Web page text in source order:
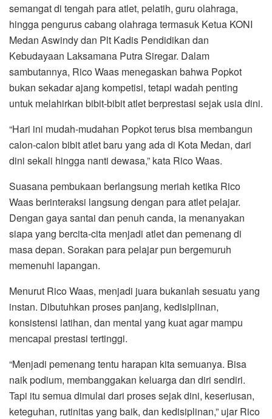
semangat di tengah para atlet, pelatih, guru olahraga,
hingga pengurus cabang olahraga termasuk Ketua KONI
Medan Aswindy dan Plt Kadis Pendidikan dan
Kebudayaan Laksamana Putra Siregar. Dalam
sambutannya, Rico Waas menegaskan bahwa Popkot
bukan sekadar ajang kompetisi, tetapi wadah penting
untuk melahirkan bibit-bibit atlet berprestasi sejak usia dini.
“Hari ini mudah-mudahan Popkot terus bisa membangun
calon-calon bibit atlet baru yang ada di Kota Medan, dari
dini sekali hingga nanti dewasa,” kata Rico Waas.
Suasana pembukaan berlangsung meriah ketika Rico
Waas berinteraksi langsung dengan para atlet pelajar.
Dengan gaya santai dan penuh canda, ia menanyakan
siapa yang bercita-cita menjadi atlet dan pemenang di
masa depan. Sorakan para pelajar pun bergemuruh
memenuhi lapangan.
Menurut Rico Waas, menjadi juara bukanlah sesuatu yang
instan. Dibutuhkan proses panjang, kedisiplinan,
konsistensi latihan, dan mental yang kuat agar mampu
mencapai prestasi tertinggi.
“Menjadi pemenang tentu harapan kita semuanya. Bisa
naik podium, membanggakan keluarga dan diri sendiri.
Tapi itu semua dimulai dari proses sejak dini, keseriusan,
keteguhan, rutinitas yang baik, dan kedisiplinan,” ujar Rico